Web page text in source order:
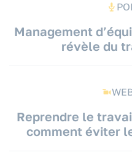
Management
révèle du
Reprendre le
comment éviter